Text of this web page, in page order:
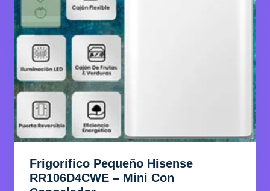
Frigorífico Pequeño Hisense
RR106D4CWE – Mini Con